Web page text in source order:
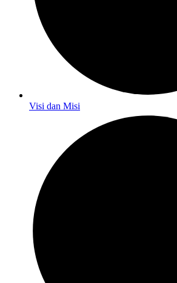
Visi dan Misi